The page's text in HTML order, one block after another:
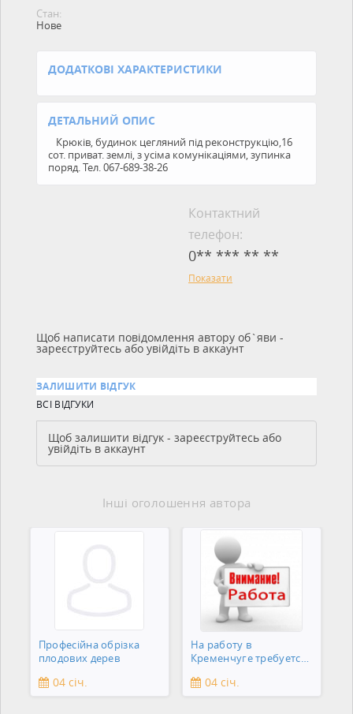
Стан:
Нове
ДОДАТКОВІ ХАРАКТЕРИСТИКИ
ДЕТАЛЬНИЙ ОПИС
Крюків, будинок цегляний під реконструкцію,16
сот. приват. землі, з усіма комунікаціями, зупинка
поряд. Тел. 067-689-38-26
Контактний
телефон:
0** *** ** **
Показати
Щоб написати повідомлення автору об`яви -
зареєструйтесь або увійдіть в аккаунт
ЗАЛИШИТИ ВІДГУК
ВСІ ВІДГУКИ
Щоб залишити відгук - зареєструйтесь або
увійдіть в аккаунт
Інші оголошення автора
Професійна обрізка
плодових дерев
04 січ.
На работу в
Кременчуге требуется
04 січ.